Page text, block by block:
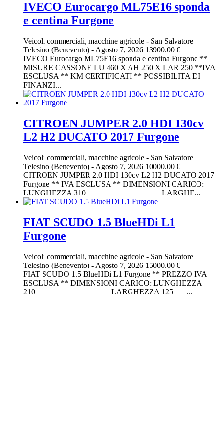
IVECO Eurocargo ML75E16 sponda
e centina Furgone
Veicoli commerciali, macchine agricole - San Salvatore
Telesino (Benevento) - Agosto 7, 2026 13900.00 €
IVECO Eurocargo ML75E16 sponda e centina Furgone **
MISURE CASSONE LU 460 X AH 250 X LAR 250 **IVA
ESCLUSA ** KM CERTIFICATI ** POSSIBILITA DI
FINANZI...
CITROEN JUMPER 2.0 HDI 130cv
L2 H2 DUCATO 2017 Furgone
Veicoli commerciali, macchine agricole - San Salvatore
Telesino (Benevento) - Agosto 7, 2026 10000.00 €
CITROEN JUMPER 2.0 HDI 130cv L2 H2 DUCATO 2017
Furgone ** IVA ESCLUSA ** DIMENSIONI CARICO:
LUNGHEZZA 310 LARGHE...
FIAT SCUDO 1.5 BlueHDi L1
Furgone
Veicoli commerciali, macchine agricole - San Salvatore
Telesino (Benevento) - Agosto 7, 2026 15000.00 €
FIAT SCUDO 1.5 BlueHDi L1 Furgone ** PREZZO IVA
ESCLUSA ** DIMENSIONI CARICO: LUNGHEZZA
210 LARGHEZZA 125 ...